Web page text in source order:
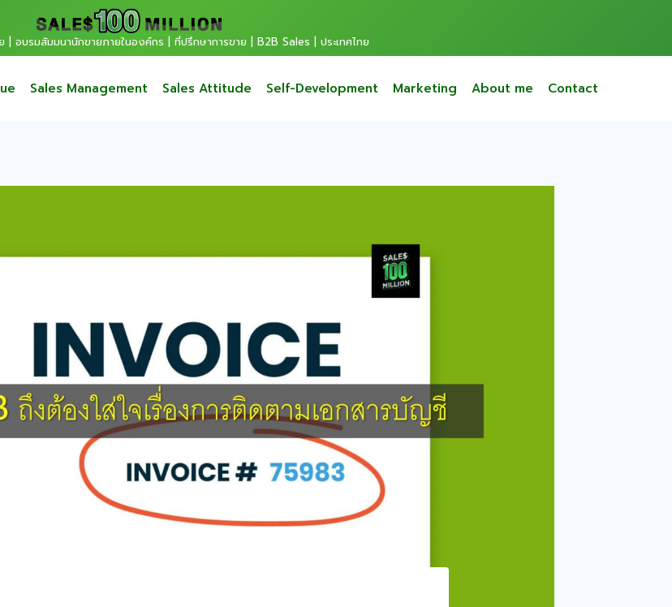
| อบรมสัมมนานักขายภายในองค์กร | ที่ปรึกษาการขาย | B2B Sales | ประเทศไทย
Sales Management Sales Attitude Self-Development Marketing About me Contact